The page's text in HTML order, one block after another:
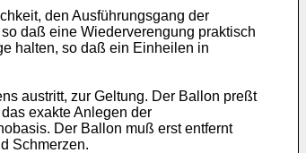
den Ausführungsgang der
daß eine Wiederverengung praktisch
halten, so daß ein Einheilen in
austritt, zur Geltung. Der Ballon preßt
exakte Anlegen der
Der Ballon muß erst entfernt
Schmerzen.